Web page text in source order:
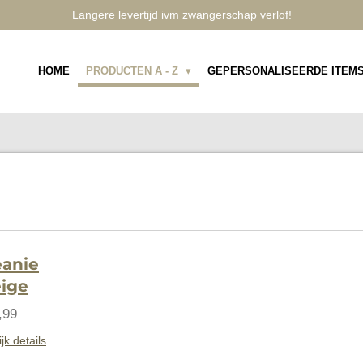
Langere levertijd ivm zwangerschap verlof!
HOME PRODUCTEN A - Z GEPERSONALISEERDE ITEMS
details